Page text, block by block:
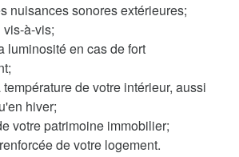
nuisances sonores extérieures;
à-vis;
luminosité en cas de fort
de votre intérieur, aussi
hiver;
votre patrimoine immobilier;
de votre logement.